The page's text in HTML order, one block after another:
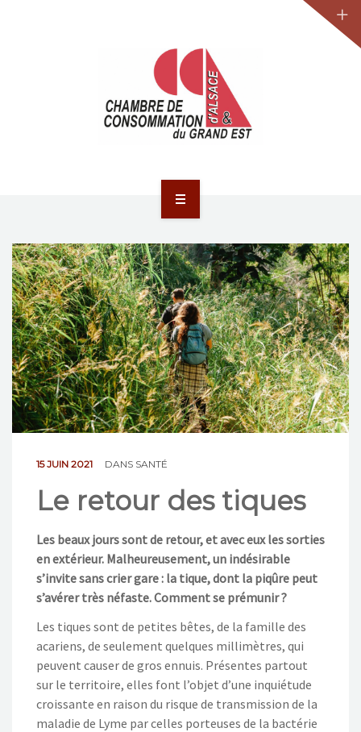
ACTUALITÉS
JURIDIQUE
LA CCA-GE
NOS ACTIONS
CONTACT
15 JUIN 2021 DANS SANTÉ
Le retour des tiques
Les beaux jours sont de retour, et avec eux les sorties
en extérieur. Malheureusement, un indésirable
s’invite sans crier gare : la tique, dont la piqûre peut
s’avérer très néfaste. Comment se prémunir ?
Les tiques sont de petites bêtes, de la famille des
acariens, de seulement quelques millimètres, qui
peuvent causer de gros ennuis. Présentes partout
sur le territoire, elles font l’objet d’une inquiétude
croissante en raison du risque de transmission de la
maladie de Lyme par celles porteuses de la bactérie